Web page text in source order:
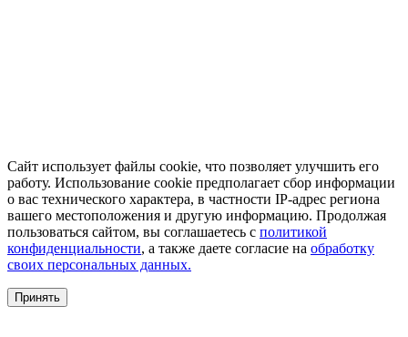
Сайт использует файлы cookie, что позволяет улучшить его
работу. Использование cookie предполагает сбор информации
о вас технического характера, в частности IP-адрес региона
вашего местоположения и другую информацию. Продолжая
пользоваться сайтом, вы соглашаетесь с политикой
конфиденциальности, а также даете согласие на обработку
своих персональных данных.
Принять